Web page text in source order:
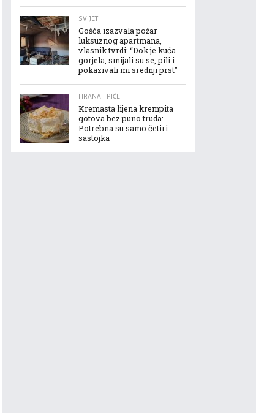
SVIJET
Gošća izazvala požar
luksuznog apartmana,
vlasnik tvrdi: “Dok je kuća
gorjela, smijali su se, pili i
pokazivali mi srednji prst”
HRANA I PIĆE
Kremasta lijena krempita
gotova bez puno truda:
Potrebna su samo četiri
sastojka